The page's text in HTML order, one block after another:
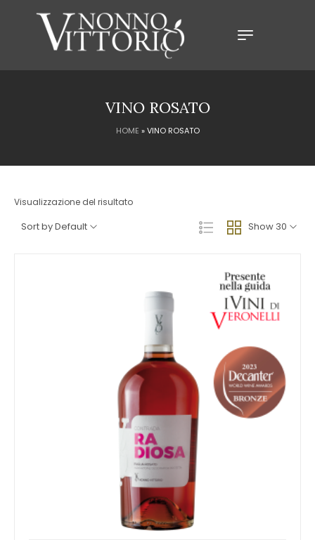
VINO ROSATO
HOME »VINO ROSATO
Visualizzazione del risultato
Show 30
Sort by Default